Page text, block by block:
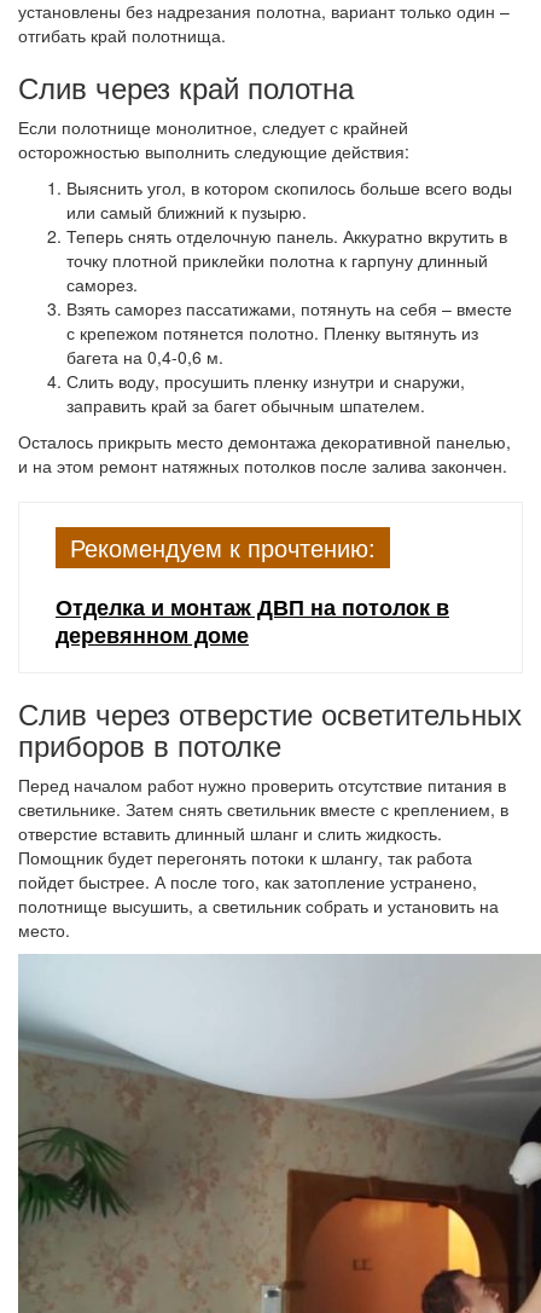
установлены без надрезания полотна, вариант только один –
отгибать край полотнища.
Слив через край полотна
Если полотнище монолитное, следует с крайней
осторожностью выполнить следующие действия:
Выяснить угол, в котором скопилось больше всего воды
или самый ближний к пузырю.
Теперь снять отделочную панель. Аккуратно вкрутить в
точку плотной приклейки полотна к гарпуну длинный
саморез.
Взять саморез пассатижами, потянуть на себя – вместе
с крепежом потянется полотно. Пленку вытянуть из
багета на 0,4-0,6 м.
Слить воду, просушить пленку изнутри и снаружи,
заправить край за багет обычным шпателем.
Осталось прикрыть место демонтажа декоративной панелью,
и на этом ремонт натяжных потолков после залива закончен.
Рекомендуем к прочтению:
Отделка и монтаж ДВП на потолок в
деревянном доме
Слив через отверстие осветительных
приборов в потолке
Перед началом работ нужно проверить отсутствие питания в
светильнике. Затем снять светильник вместе с креплением, в
отверстие вставить длинный шланг и слить жидкость.
Помощник будет перегонять потоки к шлангу, так работа
пойдет быстрее. А после того, как затопление устранено,
полотнище высушить, а светильник собрать и установить на
место.